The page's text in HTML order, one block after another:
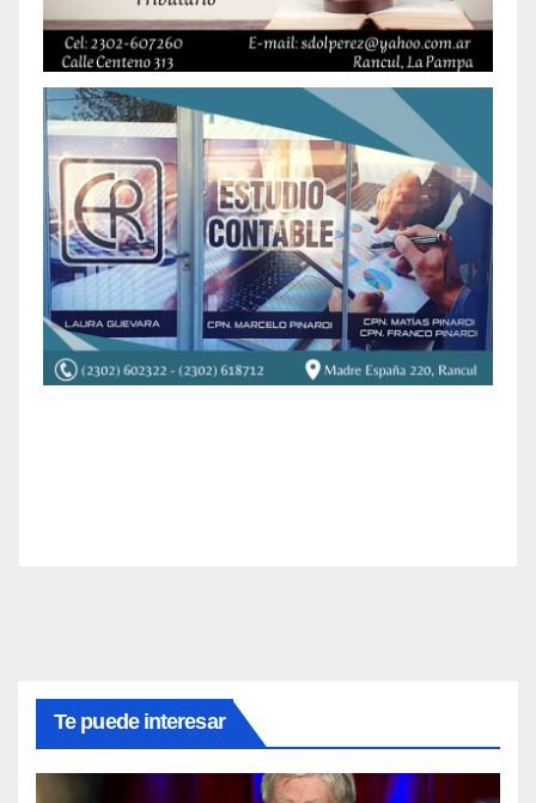
Te puede interesar